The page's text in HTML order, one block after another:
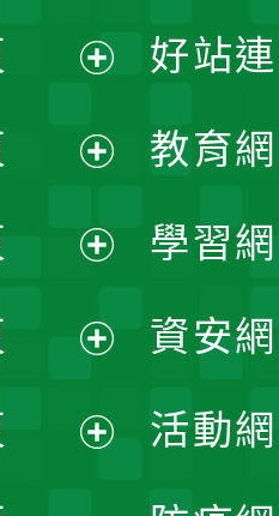
開
選
單
開
選
單
開
選
單
開
選
開
好站
教育
學習
資安
活動